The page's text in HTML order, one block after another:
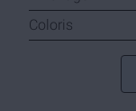
Coloris